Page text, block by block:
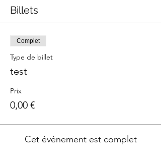
Billets
Complet
Type de billet
test
Prix
0,00 €
Cet événement est complet